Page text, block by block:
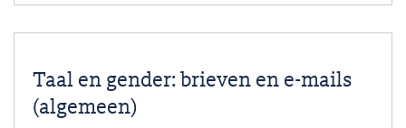
Taal en gender: brieven en e-mails
(algemeen)